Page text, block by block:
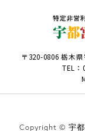
〒320-0806 栃木
TEL：
Copyright © 宇